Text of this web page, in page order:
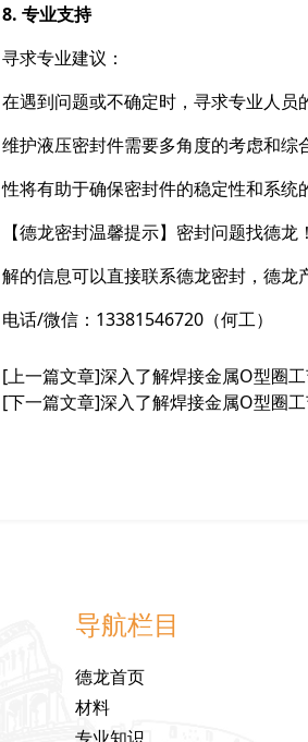
8. 专业支持
寻求专业建议：
在遇到问题或不确定时，寻求专业人员
维护液压密封件需要多角度的考虑和
性将有助于确保密封件的稳定性和系统
【德龙密封温馨提示】密封问题找德
解的信息可以直接联系德龙密封，德龙
电话/微信：13381546720（何工）
[上一篇文章]深入了解焊接金属O型圈
[下一篇文章]深入了解焊接金属O型圈
导航栏目
德龙首页
材料